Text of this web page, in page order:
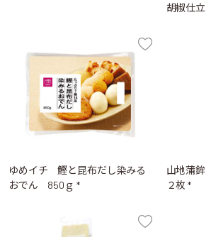
胡椒仕
ゆめイチ 鰹と昆布だし染みる
おでん 850ｇ *
山地蒲
２枚 *